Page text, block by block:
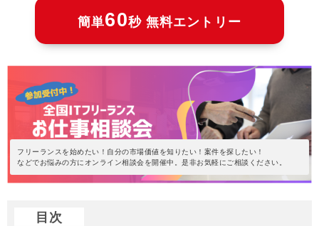
簡単60秒 無料エントリー
フリーランスを始めたい！自分の市場価値を知りたい！案件を探したい！
などでお悩みの方にオンライン相談会を開催中。是非お気軽にご相談ください。
目次